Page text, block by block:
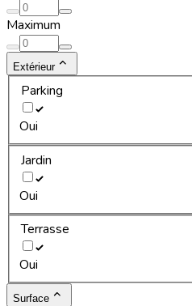
Maximum
Extérieur
Parking
Oui
Jardin
Oui
Terrasse
Oui
Surface